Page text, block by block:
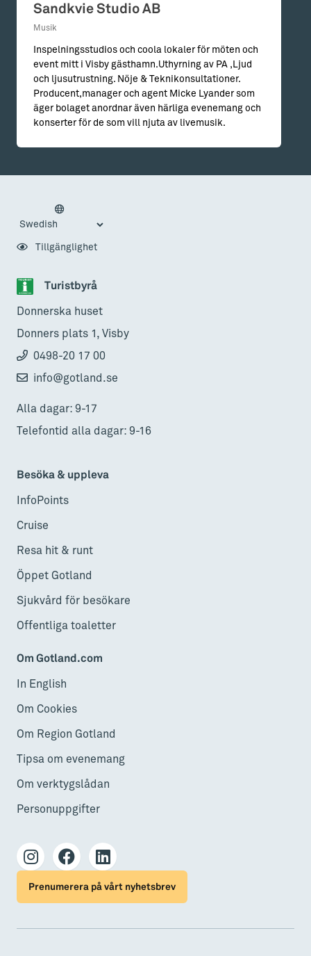
Sandkvie Studio AB
Musik
Inspelningsstudios och coola lokaler för möten och
event mitt i Visby gästhamn.Uthyrning av PA ,Ljud
och ljusutrustning. Nöje & Teknikonsultationer.
Producent,manager och agent Micke Lyander som
äger bolaget anordnar även härliga evenemang och
konserter för de som vill njuta av livemusik.
Turistbyrå
Donnerska huset
Donners plats 1, Visby
0498-20 17 00
info@gotland.se
Alla dagar: 9-17
Telefontid alla dagar: 9-16
Besöka & uppleva
InfoPoints
Cruise
Resa hit & runt
Öppet Gotland
Sjukvård för besökare
Offentliga toaletter
Om Gotland.com
In English
Om Cookies
Om Region Gotland
Tipsa om evenemang
Om verktygslådan
Personuppgifter
Tillgänglighet
Prenumerera på vårt nyhetsbrev